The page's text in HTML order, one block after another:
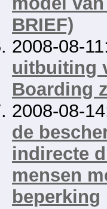
BRIEF)
2008-08-
uitbuiting
Boarding
2008-08-
de
indirecte
mensen
beperking